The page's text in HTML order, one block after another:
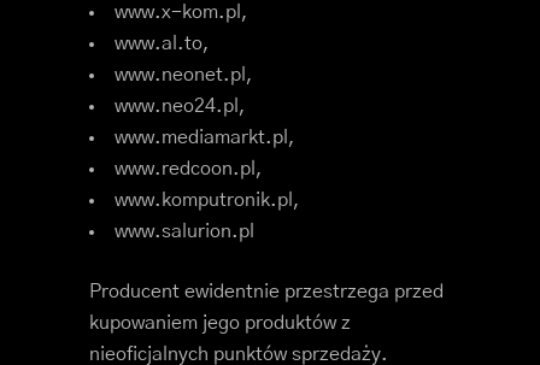
www.x-kom.pl,
www.al.to,
www.neonet.pl,
www.neo24.pl,
www.mediamarkt.pl,
www.redcoon.pl,
www.komputronik.pl,
www.salurion.pl
Producent ewidentnie przestrzega przed
kupowaniem jego produktów z
nieoficjalnych punktów sprzedaży.